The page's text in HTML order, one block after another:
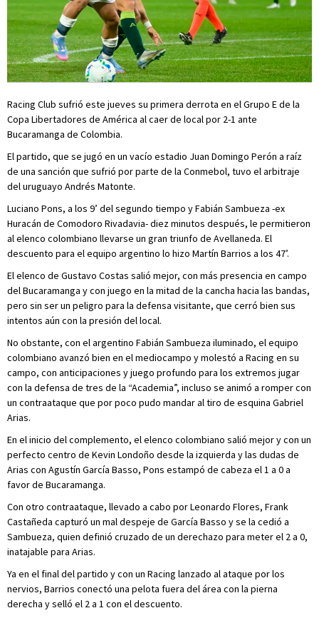
Racing Club sufrió este jueves su primera derrota en el Grupo E de la
Copa Libertadores de América al caer de local por 2-1 ante
Bucaramanga de Colombia.
El partido, que se jugó en un vacío estadio Juan Domingo Perón a raíz
de una sanción que sufrió por parte de la Conmebol, tuvo el arbitraje
del uruguayo Andrés Matonte.
Luciano Pons, a los 9’ del segundo tiempo y Fabián Sambueza -ex
Huracán de Comodoro Rivadavia- diez minutos después, le permitieron
al elenco colombiano llevarse un gran triunfo de Avellaneda. El
descuento para el equipo argentino lo hizo Martín Barrios a los 47’.
El elenco de Gustavo Costas salió mejor, con más presencia en campo
del Bucaramanga y con juego en la mitad de la cancha hacia las bandas,
pero sin ser un peligro para la defensa visitante, que cerró bien sus
intentos aún con la presión del local.
No obstante, con el argentino Fabián Sambueza iluminado, el equipo
colombiano avanzó bien en el mediocampo y molestó a Racing en su
campo, con anticipaciones y juego profundo para los extremos jugar
con la defensa de tres de la “Academia”, incluso se animó a romper con
un contraataque que por poco pudo mandar al tiro de esquina Gabriel
Arias.
En el inicio del complemento, el elenco colombiano salió mejor y con un
perfecto centro de Kevin Londoño desde la izquierda y las dudas de
Arias con Agustín García Basso, Pons estampó de cabeza el 1 a 0 a
favor de Bucaramanga.
Con otro contraataque, llevado a cabo por Leonardo Flores, Frank
Castañeda capturó un mal despeje de García Basso y se la cedió a
Sambueza, quien definió cruzado de un derechazo para meter el 2 a 0,
inatajable para Arias.
Ya en el final del partido y con un Racing lanzado al ataque por los
nervios, Barrios conectó una pelota fuera del área con la pierna
derecha y selló el 2 a 1 con el descuento.